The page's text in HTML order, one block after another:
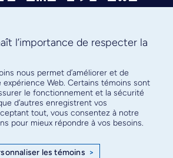
à notre infolettre
l’actualité facultaire
l’importance de respecter la
nous permet d’améliorer et de
expérience Web. Certains témoins sont
le fonctionnement et la sécurité
d’autres enregistrent vos
tout, vous consentez à notre
pour mieux répondre à vos besoins.
les témoins >